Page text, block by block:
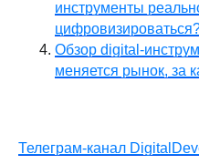
инструменты
Обзор digital-
меняется рынок, за
Телеграм-канал
рассылки
Оферта
г. Екатеринбург, ул.